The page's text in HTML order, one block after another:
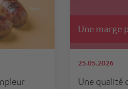
Une marge
25.05.2026
Une qualité